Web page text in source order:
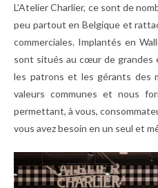
L’Atelier Charlier, ce sont de
peu partout en Belgique et
commerciales. Implantés en
sont situés au cœur de grandes
les patrons et les gérants des
valeurs communes et nous
permettant, à vous,
vous avez besoin en un seul et